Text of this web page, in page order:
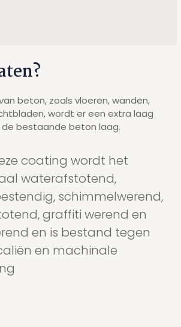
beton, zoals vloeren, wanden,
wordt er een extra laag
bestaande beton laag.
coating wordt het
waterafstotend,
schimmelwerend,
graffiti werend en
en is bestand tegen
en machinale